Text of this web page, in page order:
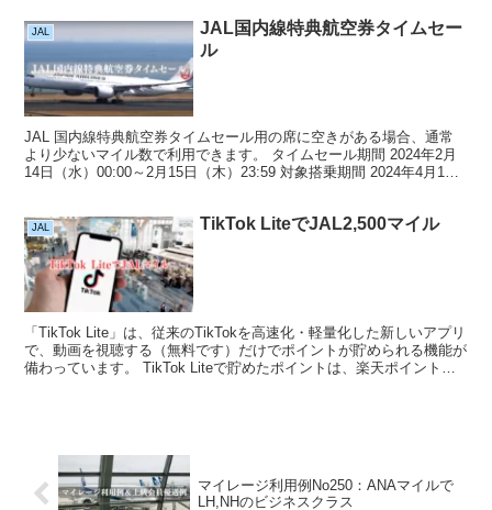
JAL
JAL国内線特典航空券タイムセー
ル
JAL 国内線特典航空券タイムセール用の席に空きがある場合、通常
より少ないマイル数で利用できます。 タイムセール期間 2024年2月
14日（水）00:00～2月15日（木）23:59 対象搭乗期間 2024年4月1日
JAL TikTok LiteでJAL2,500マイル
「TikTok Lite」は、従来のTikTokを高速化・軽量化した新しいアプリ
で、動画を視聴する（無料です）だけでポイントが貯められる機能が
備わっています。 TikTok Liteで貯めたポイントは、楽天ポイント経
マイレージ利用例No250：ANAマイルで
LH,NHのビジネスクラス